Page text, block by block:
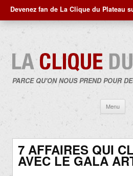
Devenez fan de La Clique du Plateau
PARCE QU'ON NOUS PREND POUR
Menu
7 AFFAIRES QUI
AVEC LE GALA